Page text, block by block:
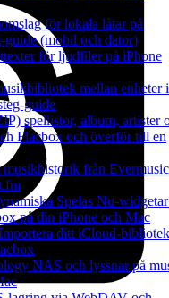
för lokala låtar på
guide (mobil och dator)
för ljudfiler på iPhone
mellan enheter i
guide
spellistor, album, artister
Flacbox och överför till en
från Evermusic
Spelas Nu-
på din iPhone och Mac
ditt iCloud-bibliotek
NAS och lyssnar på